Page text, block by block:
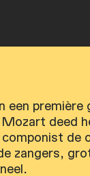
een première
deed
de
zangers,